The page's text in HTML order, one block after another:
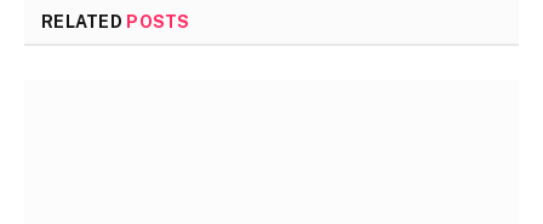
RELATED POSTS